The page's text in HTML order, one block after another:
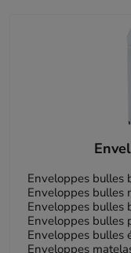
Enveloppes bulles
Enveloppes bulles
Enveloppes bulles
Enveloppes bulles
Enveloppes bulles
Enveloppes